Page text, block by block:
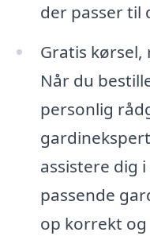
der passer til
Gratis
Når du
personlig
assistere dig
passende
op korrekt